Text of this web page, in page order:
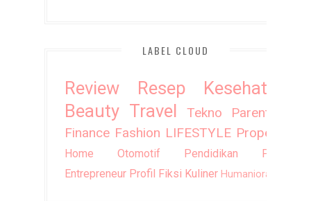
LABEL CLOUD
Review Resep
Kesehatan
Beauty Travel Tekno
Parenting
Finance Fashion LIFESTYLE Property
Home Otomotif Pendidikan
Puisi
Entrepreneur Profil Fiksi Kuliner Humaniora